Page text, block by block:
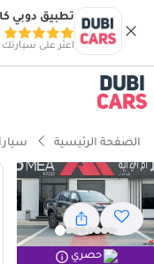
تطبيق دوبي
اعثر على سيارتك
الصفحة الرئيسية
حصري
ذكاء دوبي كارز
ذكاء دوبيكارز
مصمم خصيصًا للطرق
أقل معدل استهلاك
تصنيف السلامة 5 نجوم من NCAP